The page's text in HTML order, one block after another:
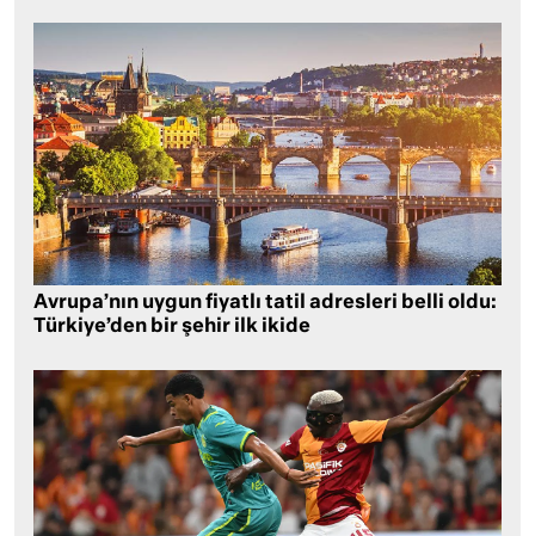
Avrupa’nın uygun fiyatlı tatil adresleri belli oldu:
Türkiye’den bir şehir ilk ikide